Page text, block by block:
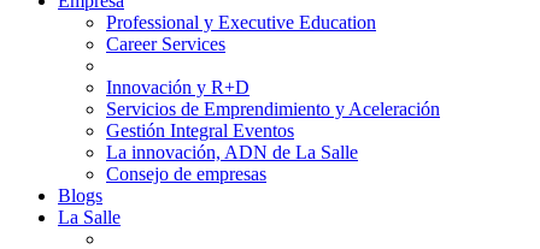
Professional y Executive Education
Career Services
Innovación y R+D
Servicios de Emprendimiento y Aceleración
Gestión Integral Eventos
La innovación, ADN de La Salle
Consejo de empresas
Blogs
La Salle